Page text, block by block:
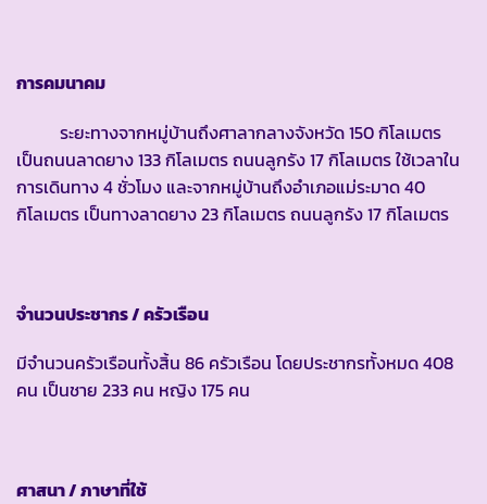
การคมนาคม
ระยะทางจากหมู่บ้านถึงศาลากลางจังหวัด 150 กิโลเมตร
เป็นถนนลาดยาง 133 กิโลเมตร ถนนลูกรัง 17 กิโลเมตร ใช้เวลาใน
การเดินทาง 4 ชั่วโมง และจากหมู่บ้านถึงอำเภอแม่ระมาด 40
กิโลเมตร เป็นทางลาดยาง 23 กิโลเมตร ถนนลูกรัง 17 กิโลเมตร
จำนวนประชากร/ ครัวเรือน
มีจำนวนครัวเรือนทั้งสิ้น 86 ครัวเรือน โดยประชากรทั้งหมด 408
คน เป็นชาย 233 คน หญิง 175 คน
ศาสนา/ ภาษาที่ใช้